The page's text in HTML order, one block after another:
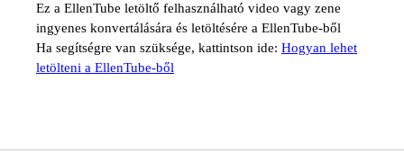
Ez a EllenTube letöltő felhasználható video vagy zene
ingyenes konvertálására és letöltésére a EllenTube-ből
Ha segítségre van szüksége, kattintson ide: Hogyan lehet
letölteni a EllenTube-ből